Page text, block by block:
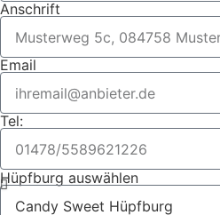
Anschrift
Email
Tel:
Hüpfburg auswählen